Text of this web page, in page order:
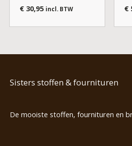
€30,95 incl. BTW €
Sisters stoffen & fournituren
De mooiste stoffen, fournituren en